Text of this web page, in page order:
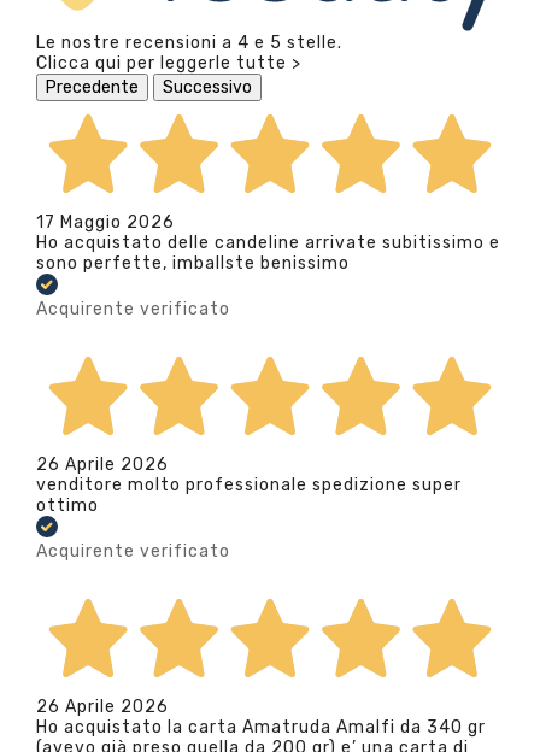
Le nostre recensioni a 4 e 5 stelle.
Clicca qui per leggerle tutte >
Precedente
Successivo
17 Maggio 2026
Ho acquistato delle candeline arrivate subitissimo e
sono perfette, imballste benissimo
Acquirente verificato
26 Aprile 2026
venditore molto professionale spedizione super
ottimo
Acquirente verificato
26 Aprile 2026
Ho acquistato la carta Amatruda Amalfi da 340 gr
(avevo già preso quella da 200 gr) e’ una carta di